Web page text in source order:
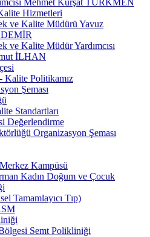
Hizmetleri
ve Kalite Müdürü Yavuz
ve Kalite Müdür Yardımcısı
İLHAN
Politikamız
Şeması
Standartları
Değerlendirme
Organizasyon Şeması
Kampüsü
Kadın Doğum ve Çocuk
Tamamlayıcı Tıp)
Semt Polikliniği